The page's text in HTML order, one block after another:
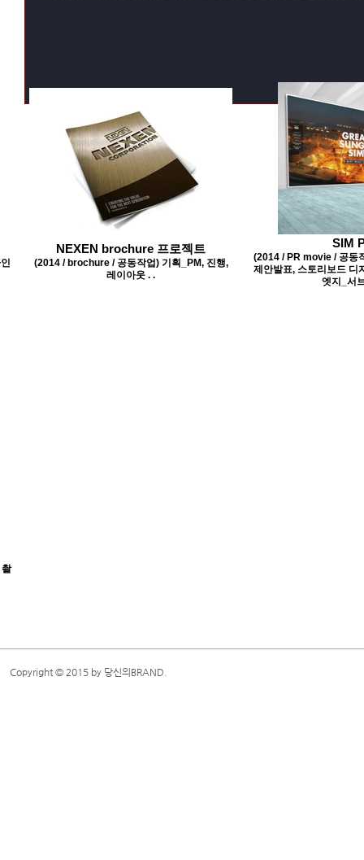
NEXEN brochure 프로젝트
(2014 / brochure / 공동작업) 기획_PM, 진행,
레이아웃 . .
SIM
(2014 / PR movie / 공동
제안발표, 스토리보드 디
엣지_서
촬
Copyright ​© 2015 by 당신의BRAND.